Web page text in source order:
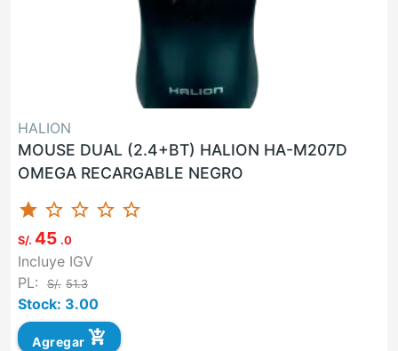
HALION
MOUSE DUAL (2.4+BT) HALION HA-M207D
OMEGA RECARGABLE NEGRO
star star_border star_border star_border star_border
S/. 45 .0
Incluye IGV
PL:
S/. 51.3
Stock: 3.00
Agregar add_shopping_cart